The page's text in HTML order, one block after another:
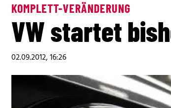
KOMPLETT-VERÄNDERUNG
VW startet
02.09.2012, 16:26